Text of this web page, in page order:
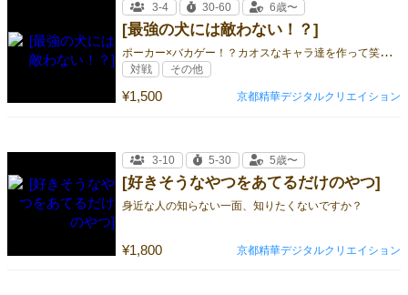
[最強の犬には敵わない！？]
ポ
ーカー×バカゲー！？カオスなキャラ達を作って笑ってレッツバトル！
¥1,500
3-4 30-60 6歳〜
対戦 その他
京都精華デジタルクリエイション
[好きそうなやつをあてるだけのやつ]
身近な人の知らない一面、知りたくないですか？
¥1,800
3-10 5-30 5歳〜
京都精華デジタルクリエイション